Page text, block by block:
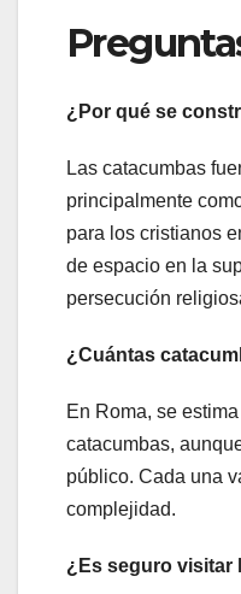
¿Por qué se
Las catacumbas
principalmente
para los cristianos
de espacio en la
persecución
¿Cuántas
En Roma, se
catacumbas,
público. Cada una
complejidad.
¿Es seguro visitar